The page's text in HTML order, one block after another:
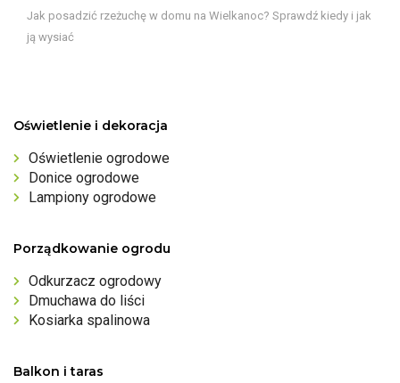
Jak posadzić rzeżuchę w domu na Wielkanoc? Sprawdź kiedy i jak
ją wysiać
Oświetlenie i dekoracja
Oświetlenie ogrodowe
Donice ogrodowe
Lampiony ogrodowe
Porządkowanie ogrodu
Odkurzacz ogrodowy
Dmuchawa do liści
Kosiarka spalinowa
Balkon i taras